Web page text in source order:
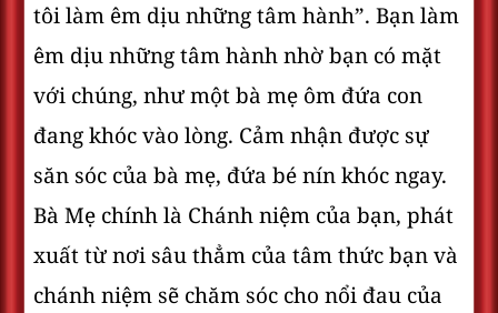
tôi làm êm dịu những tâm hành”. Bạn làm
êm dịu những tâm hành nhờ bạn có mặt
với chúng, như một bà mẹ ôm đứa con
đang khóc vào lòng. Cảm nhận được sự
săn sóc của bà mẹ, đứa bé nín khóc ngay.
Bà Mẹ chính là Chánh niệm của bạn, phát
xuất từ nơi sâu thẳm của tâm thức bạn và
chánh niệm sẽ chăm sóc cho nổi đau của